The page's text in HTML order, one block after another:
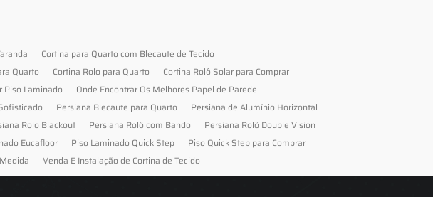
Cortina para Quarto com Blecaute de Tecido
Quarto Cortina Rolo para Quarto
Cortina Rolô Solar para Comprar
Piso Laminado
Onde Encontrar Os Melhores Papel de Parede
Persiana Blecaute para Quarto
Persiana de Alumínio Horizontal
Rolo Blackout Persiana Rolô com Bando
Persiana Rolô Double Vision
Eucafloor Piso Laminado Quick Step
Piso Quick Step para Comprar
Venda E Instalação de Cortina de Tecido